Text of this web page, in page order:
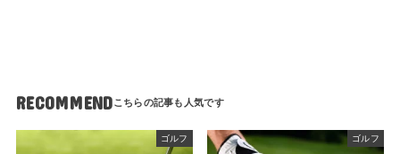
RECOMMEND
ゴルフ ゴルフ